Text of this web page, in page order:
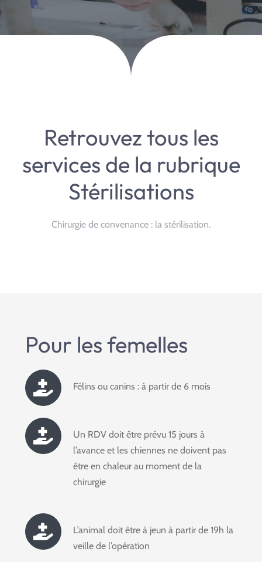
Retrouvez tous les
services de la rubrique
Stérilisations
Chirurgie de convenance : la stérilisation.
Pour les femelles
Félins ou canins : à partir de 6 mois
Un RDV doit être prévu 15 jours à
l’avance et les chiennes ne doivent pas
être en chaleur au moment de la
chirurgie
L’animal doit être à jeun à partir de 19h la
veille de l’opération